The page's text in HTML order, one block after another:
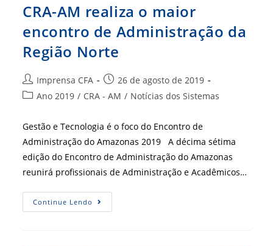
CRA-AM realiza o maior
encontro de Administração da
Região Norte
Autor
do
Imprensa CFA
Post
publicado:
26 de agosto de 2019
Categoria
post:
Ano 2019 / CRA - AM / Notícias dos Sistemas
Gestão e Tecnologia é o foco do Encontro de
Administração do Amazonas 2019 A décima sétima
edição do Encontro de Administração do Amazonas
reunirá profissionais de Administração e Acadêmicos…
Continue Lendo CRA-
AM